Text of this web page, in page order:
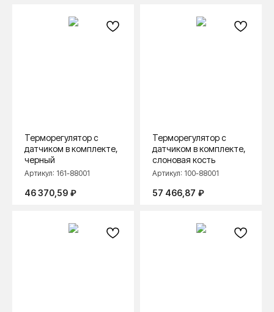
Терморегулятор с
датчиком в комплекте,
черный
Артикул: 161-88001
46 370,59 ₽
Терморегулятор с
датчиком в комплекте,
слоновая кость
Артикул: 100-88001
57 466,87 ₽